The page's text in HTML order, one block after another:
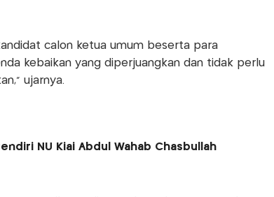
calon ketua umum beserta para
kebaikan yang diperjuangkan dan tidak perlu
ujarnya.
NU Kiai Abdul Wahab Chasbullah